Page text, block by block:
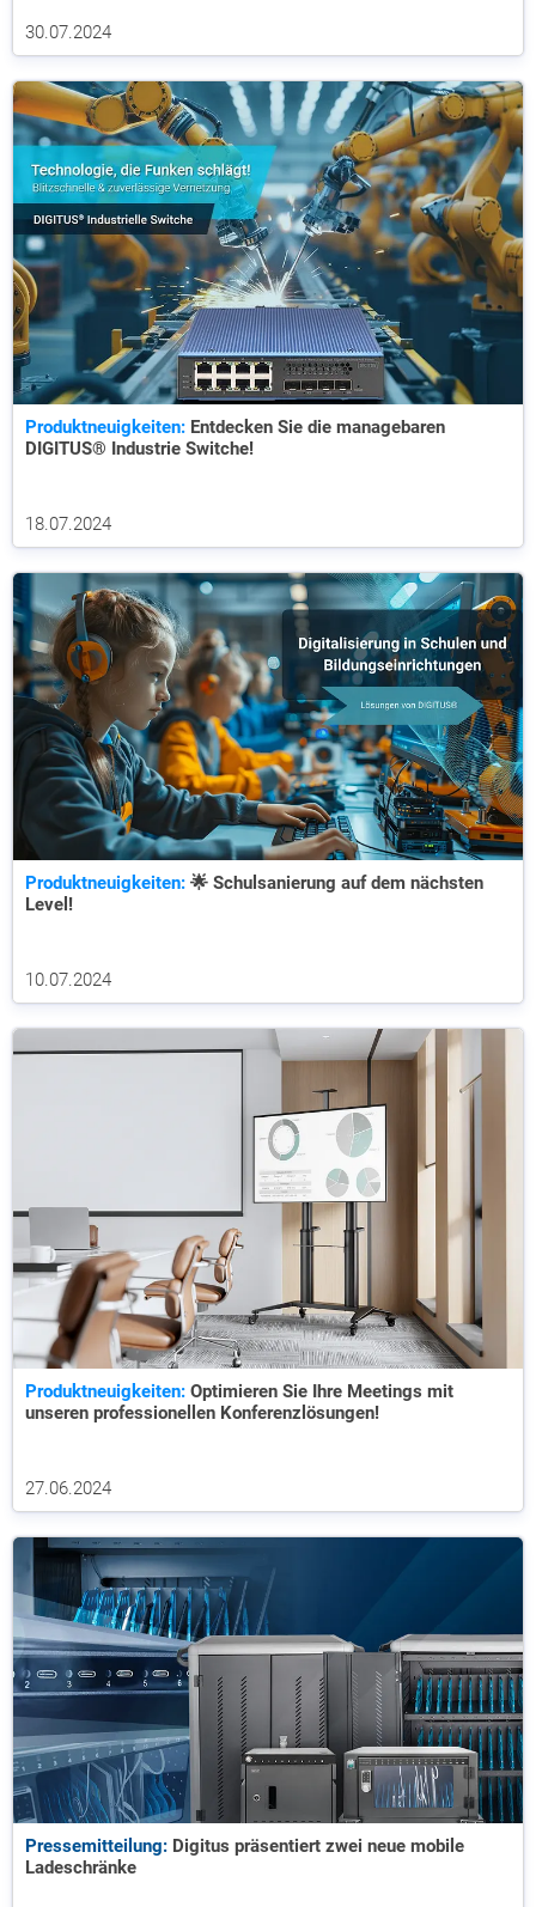
30.07.2024
Produktneuigkeiten: Entdecken Sie die managebaren
DIGITUS® Industrie Switche!
18.07.2024
Produktneuigkeiten: 🌟 Schulsanierung auf dem nächsten
Level!
10.07.2024
Produktneuigkeiten: Optimieren Sie Ihre Meetings mit
unseren professionellen Konferenzlösungen!
27.06.2024
Pressemitteilung: Digitus präsentiert zwei neue mobile
Ladeschränke